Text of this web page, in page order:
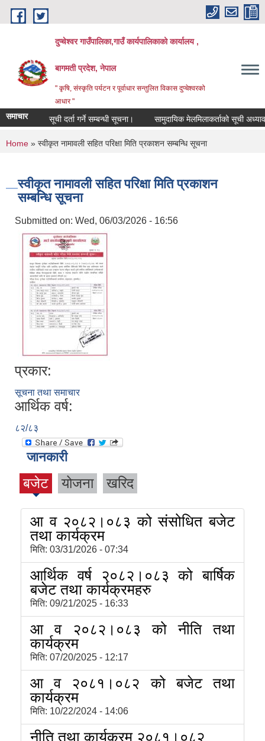
Skip to main content
दुप्चेश्वर गाउँपालिका,गाउँ कार्यपालिकाको कार्यालय ,
बागमती प्रदेश, नेपाल
" कृषि, संस्कृति पर्यटन र पूर्वाधार सन्तुलित विकास दुप्चेश्वरको
आधार "
समाचार सूची दर्ता गर्ने सम्बन्धी सूचना। सामुदायिक मेलमिलाकर्ताको सूची अध्यावधिक
You are here
Home » स्वीकृत नामावली सहित परिक्षा मिति प्रकाशन सम्बन्धि सूचना
स्वीकृत नामावली सहित परिक्षा मिति प्रकाशन
सम्बन्धि सूचना
Submitted on: Wed, 06/03/2026 - 16:56
प्रकार:
सूचना तथा समाचार
आर्थिक वर्ष:
८२/८३
जानकारी
बजेट योजना खरिद
आ व २०८२।०८३ को संसोधित बजेट
तथा कार्यक्रम
मिति: 03/31/2026 - 07:34
आर्थिक वर्ष २०८२।०८३ को बार्षिक
बजेट तथा कार्यक्रमहरु
मिति: 09/21/2025 - 16:33
आ व २०८२।०८३ को नीति तथा
कार्यक्रम
मिति: 07/20/2025 - 12:17
आ व २०८१।०८२ को बजेट तथा
कार्यक्रम
मिति: 10/22/2024 - 14:06
नीति तथा कार्यक्रम २०८१।०८२